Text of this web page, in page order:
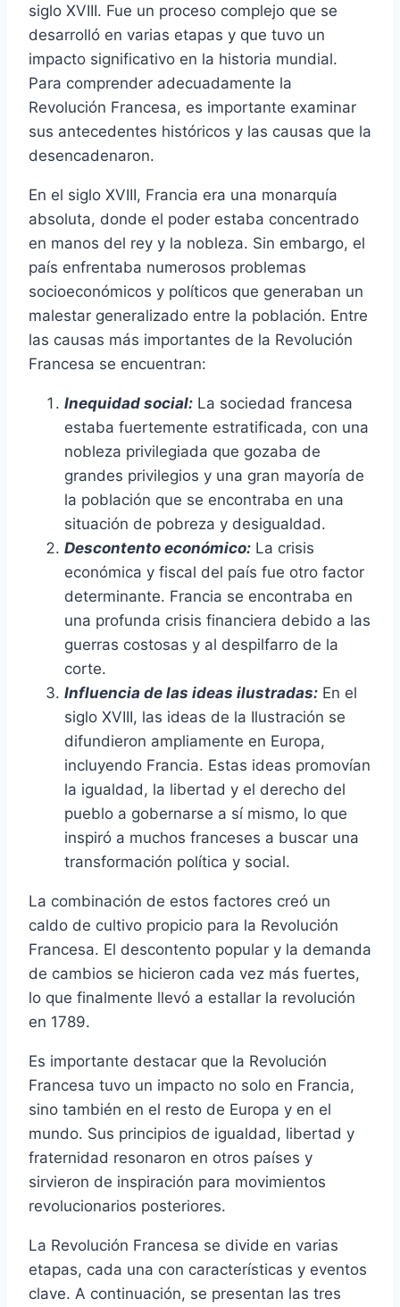
siglo XVIII. Fue un proceso complejo que se
desarrolló en varias etapas y que tuvo un
impacto significativo en la historia mundial.
Para comprender adecuadamente la
Revolución Francesa, es importante examinar
sus antecedentes históricos y las causas que la
desencadenaron.
En el siglo XVIII, Francia era una monarquía
absoluta, donde el poder estaba concentrado
en manos del rey y la nobleza. Sin embargo, el
país enfrentaba numerosos problemas
socioeconómicos y políticos que generaban un
malestar generalizado entre la población. Entre
las causas más importantes de la Revolución
Francesa se encuentran:
Inequidad social: La sociedad francesa
estaba fuertemente estratificada, con una
nobleza privilegiada que gozaba de
grandes privilegios y una gran mayoría de
la población que se encontraba en una
situación de pobreza y desigualdad.
Descontento económico: La crisis
económica y fiscal del país fue otro factor
determinante. Francia se encontraba en
una profunda crisis financiera debido a las
guerras costosas y al despilfarro de la
corte.
Influencia de las ideas ilustradas: En el
siglo XVIII, las ideas de la Ilustración se
difundieron ampliamente en Europa,
incluyendo Francia. Estas ideas promovían
la igualdad, la libertad y el derecho del
pueblo a gobernarse a sí mismo, lo que
inspiró a muchos franceses a buscar una
transformación política y social.
La combinación de estos factores creó un
caldo de cultivo propicio para la Revolución
Francesa. El descontento popular y la demanda
de cambios se hicieron cada vez más fuertes,
lo que finalmente llevó a estallar la revolución
en 1789.
Es importante destacar que la Revolución
Francesa tuvo un impacto no solo en Francia,
sino también en el resto de Europa y en el
mundo. Sus principios de igualdad, libertad y
fraternidad resonaron en otros países y
sirvieron de inspiración para movimientos
revolucionarios posteriores.
La Revolución Francesa se divide en varias
etapas, cada una con características y eventos
clave. A continuación, se presentan las tres